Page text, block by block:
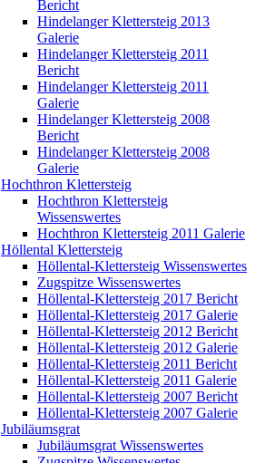
Bericht
Hindelanger Klettersteig 2013
Galerie
Hindelanger Klettersteig 2011
Bericht
Hindelanger Klettersteig 2011
Galerie
Hindelanger Klettersteig 2008
Bericht
Hindelanger Klettersteig 2008
Galerie
Hochthron Klettersteig
Hochthron Klettersteig
Wissenswertes
Hochthron Klettersteig 2011 Galerie
Höllental Klettersteig
Höllental-Klettersteig Wissenswertes
Zugspitze Wissenswertes
Höllental-Klettersteig 2017 Bericht
Höllental-Klettersteig 2017 Galerie
Höllental-Klettersteig 2012 Bericht
Höllental-Klettersteig 2012 Galerie
Höllental-Klettersteig 2011 Bericht
Höllental-Klettersteig 2011 Galerie
Höllental-Klettersteig 2007 Bericht
Höllental-Klettersteig 2007 Galerie
Jubiläumsgrat
Jubiläumsgrat Wissenswertes